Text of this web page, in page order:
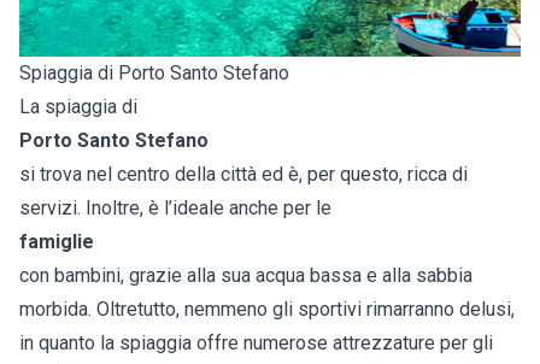
Spiaggia di Porto Santo Stefano
La spiaggia di
Porto Santo Stefano
si trova nel centro della città ed è, per questo, ricca di
servizi. Inoltre, è l’ideale anche per le
famiglie
con bambini, grazie alla sua acqua bassa e alla sabbia
morbida. Oltretutto, nemmeno gli sportivi rimarranno delusi,
in quanto la spiaggia offre numerose attrezzature per gli